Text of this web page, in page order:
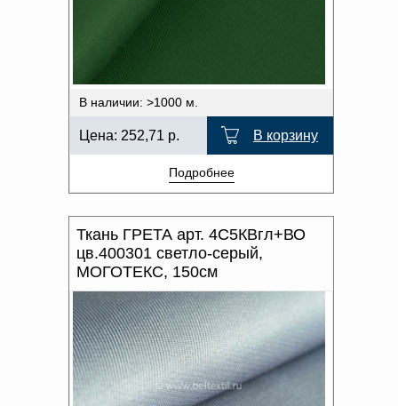
В наличии: >1000 м.
Цена: 252,71 р. В корзину
Подробнее
Ткань ГРЕТА арт. 4С5КВгл+ВО
цв.400301 светло-серый,
МОГОТЕКС, 150см